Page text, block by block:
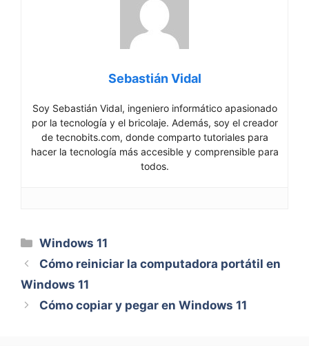
Sebastián Vidal
Soy Sebastián Vidal, ingeniero informático apasionado
por la tecnología y el bricolaje. Además, soy el creador
de tecnobits.com, donde comparto tutoriales para
hacer la tecnología más accesible y comprensible para
todos.
Categorías
Windows 11
Cómo reiniciar la computadora portátil en
Windows 11
Cómo copiar y pegar en Windows 11